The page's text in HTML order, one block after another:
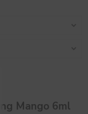
Mango 6ml